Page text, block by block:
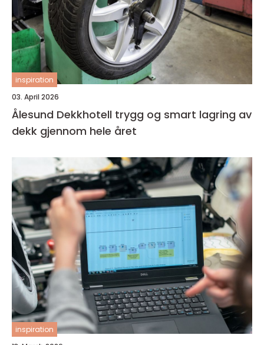
inspiration
03. April 2026
Ålesund Dekkhotell trygg og smart lagring av
dekk gjennom hele året
inspiration